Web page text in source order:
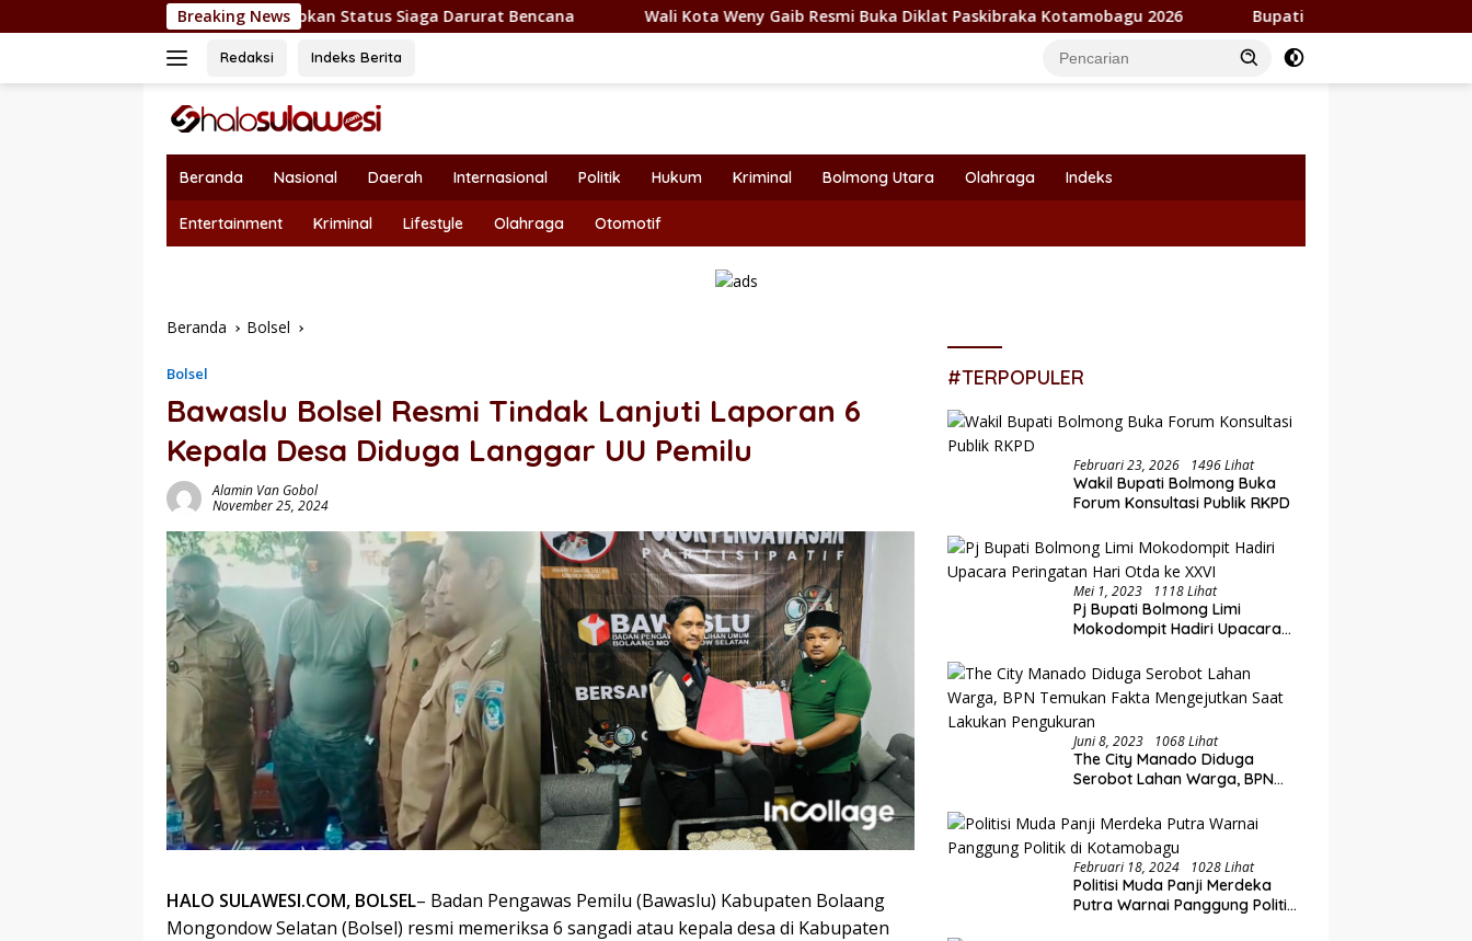
ke
Breaking News
Resmi Tetapkan Status Siaga Darurat Bencana Wali Kota Weny Gaib Resmi Buka Diklat Paskibraka Kotamobagu 2026 Bupati Yusra Alhabsyi Lantik 59 Pejabat,
Redaksi Indeks Berita
Beranda Nasional Daerah Internasional Politik Hukum Kriminal Bolmong Utara Olahraga Indeks
Entertainment Kriminal Lifestyle Olahraga Otomotif
Beranda Bolsel
Bolsel
Bawaslu Bolsel Resmi Tindak Lanjuti Laporan 6
Kepala Desa Diduga Langgar UU Pemilu
Alamin Van Gobol
November 25, 2024
HALO SULAWESI.COM, BOLSEL– Badan Pengawas Pemilu (Bawaslu) Kabupaten Bolaang
Mongondow Selatan (Bolsel) resmi memeriksa 6 sangadi atau kepala desa di Kabupaten
#TERPOPULER
Februari 23, 2026 1496 Lihat
Wakil Bupati Bolmong Buka
Forum Konsultasi Publik RKPD
Mei 1, 2023 1118 Lihat
Pj Bupati Bolmong Limi
Mokodompit Hadiri Upacara
Juni 8, 2023 1068 Lihat
The City Manado Diduga
Serobot Lahan Warga, BPN
Saat Lakukan Pengukuran
Februari 18, 2024 1028 Lihat
Politisi Muda Panji Merdeka
Putra Warnai Panggung Politik